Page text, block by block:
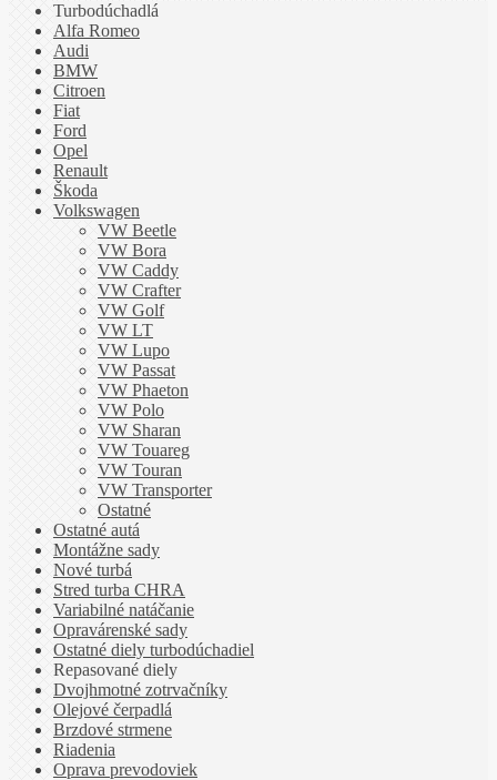
Turbodúchadlá
Alfa Romeo
Audi
BMW
Citroen
Fiat
Ford
Opel
Renault
Škoda
Volkswagen
VW Beetle
VW Bora
VW Caddy
VW Crafter
VW Golf
VW LT
VW Lupo
VW Passat
VW Phaeton
VW Polo
VW Sharan
VW Touareg
VW Touran
VW Transporter
Ostatné
Ostatné autá
Montážne sady
Nové turbá
Stred turba CHRA
Variabilné natáčanie
Opravárenské sady
Ostatné diely turbodúchadiel
Repasované diely
Dvojhmotné zotrvačníky
Olejové čerpadlá
Brzdové strmene
Riadenia
Oprava prevodoviek